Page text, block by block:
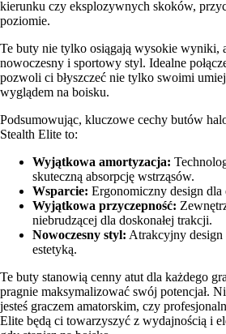
kierunku czy eksplozywnych skoków,
poziomie.
Te buty nie tylko osiągają wysokie wyniki,
nowoczesny i sportowy styl. Idealne
pozwoli ci błyszczeć nie tylko swoimi
wyglądem na boisku.
Podsumowując, kluczowe cechy butów
Stealth Elite to:
Wyjątkowa amortyzacja:
skuteczną absorpcję wstrząsów.
Wsparcie: Ergonomiczny design
Wyjątkowa przyczepność:
niebrudzącej dla doskonałej trakcji.
Nowoczesny styl: Atrakcyjny design
estetyką.
Te buty stanowią cenny atut dla każdego
pragnie maksymalizować swój potencjał.
jesteś graczem amatorskim, czy
Elite będą ci towarzyszyć z wydajnością i